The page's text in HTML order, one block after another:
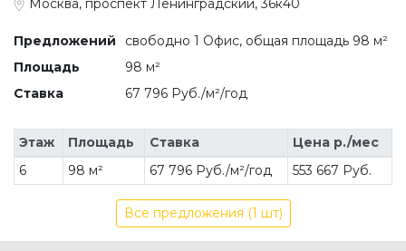
Москва, проспект Ленинградский, 36к40
Предложений
свободно 1 Офис, общая площадь 98 м²
Площадь
98 м²
Ставка
67 796 Руб./м²/год
Этаж Площадь Ставка
Цена р./мес
6
98 м² 67 796 Руб./м²/год 553 667 Руб.
Все предложения (1 шт)